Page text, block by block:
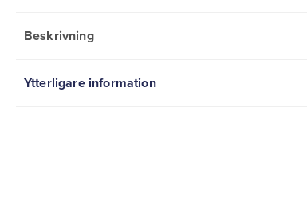
Beskrivning
Ytterligare information